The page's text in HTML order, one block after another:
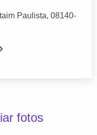
Paulista, 08140-
fotos